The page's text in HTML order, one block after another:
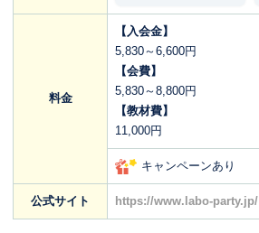
料金
【入会金】
5,830～6,600円
【会費】
5,830～8,800円
【教材費】
11,000円
キャンペーンあり
公式サイト https://www.labo-party.jp/